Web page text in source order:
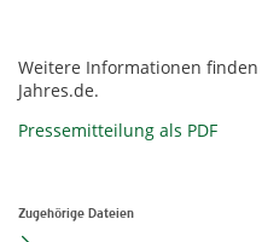
Weitere Informationen
Jahres.de.
Pressemitteilung als PDF
Zugehörige Dateien